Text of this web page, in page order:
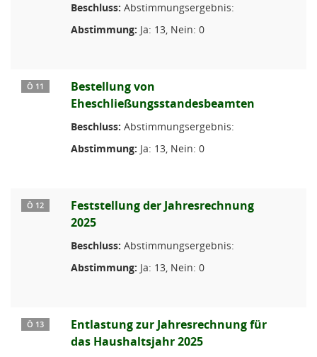
Beschluss: Abstimmungsergebnis:
Abstimmung: Ja: 13, Nein: 0
Ö 11
Bestellung von
Eheschließungsstandesbeamten
Beschluss: Abstimmungsergebnis:
Abstimmung: Ja: 13, Nein: 0
Ö 12
Feststellung der Jahresrechnung
2025
Beschluss: Abstimmungsergebnis:
Abstimmung: Ja: 13, Nein: 0
Ö 13
Entlastung zur Jahresrechnung für
das Haushaltsjahr 2025